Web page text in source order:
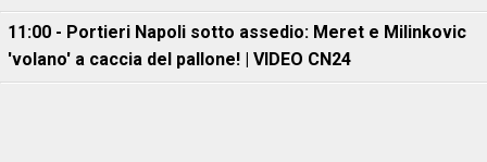
11:00 - Portieri Napoli sotto assedio: Meret e Milinkovic
'volano' a caccia del pallone! | VIDEO CN24